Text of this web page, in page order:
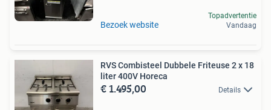
Bezoek website
Topadvertentie
Vandaag
RVS Combisteel Dubbele Friteuse 2 x 18
liter 400V Horeca
€ 1.495,00 Details